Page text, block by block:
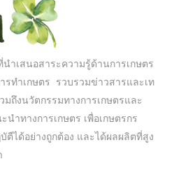
นำเสนอสาระความรู้ด้านการเกษตร
รทำเกษตร รวบรวมข่าวสารและเท
ถึงนวัตกรรมทางการเกษตรและ
ำทางการเกษตร เพื่อเกษตรกร
ตืได้อย่างถูกต้อง และได้ผลผลิตที่สูง